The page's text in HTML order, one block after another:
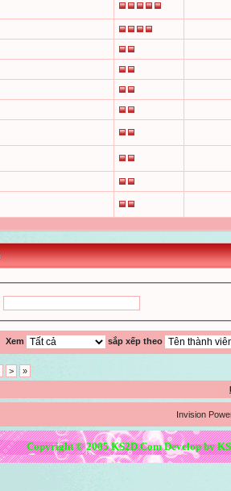
Xem sắp xếp theo
> »
Invision
Copyright © 2005 KS2D.Com Develop by